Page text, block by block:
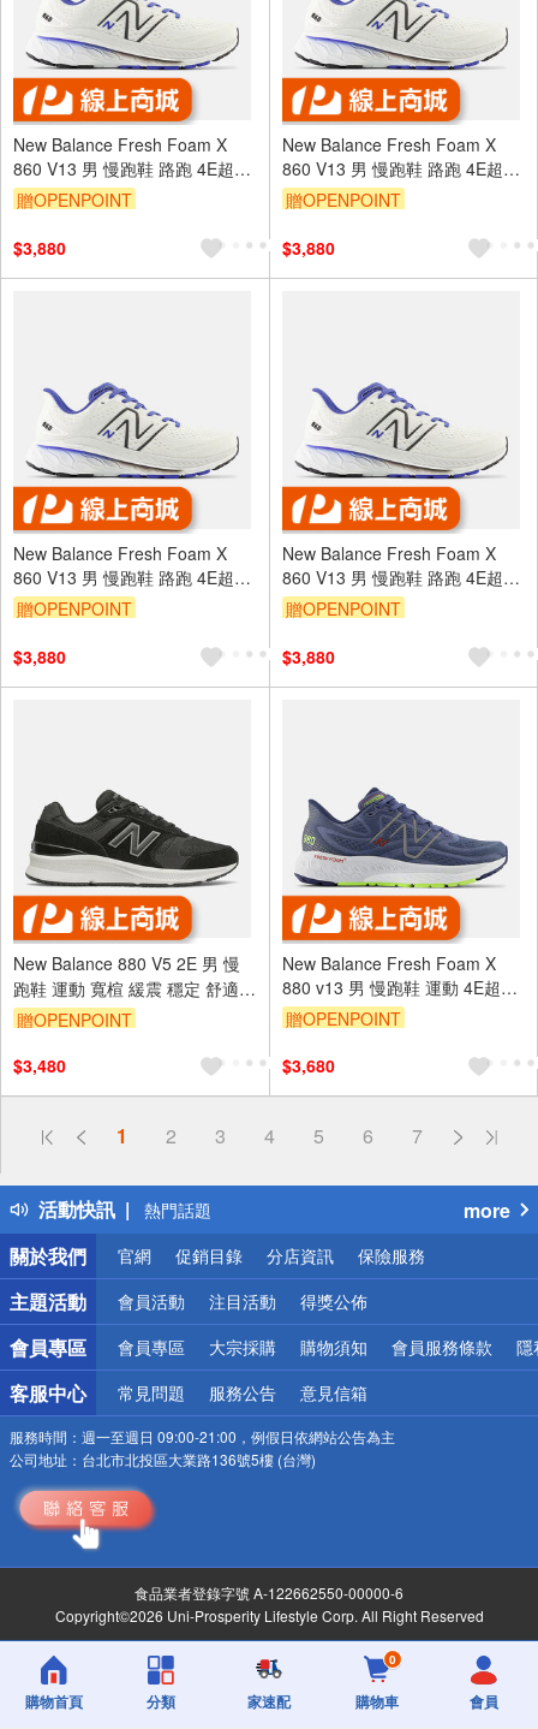
New Balance Fresh Foam X
860 V13 男 慢跑鞋 路跑 4E超寬
楦 白藍 [M860F13]
贈OPENPOINT
$3,880
New Balance Fresh Foam X
860 V13 男 慢跑鞋 路跑 4E超寬
楦 白藍 [M860F13]
贈OPENPOINT
$3,880
New Balance Fresh Foam X
860 V13 男 慢跑鞋 路跑 4E超寬
楦 白藍 [M860F13]
贈OPENPOINT
$3,880
New Balance Fresh Foam X
860 V13 男 慢跑鞋 路跑 4E超寬
楦 白藍 [M860F13]
贈OPENPOINT
$3,880
New Balance 880 V5 2E 男 慢
跑鞋 運動 寬楦 緩震 穩定 舒適
黑 灰 [MW880BK5]
贈OPENPOINT
$3,480
New Balance Fresh Foam X
880 v13 男 慢跑鞋 運動 4E超寬
楦 靛藍 [M880C13]
贈OPENPOINT
$3,680
1 2 3 4 5 6 7
活動快訊
偏遠地區配送
得獎公告
熱門話題
銀行優惠
偏遠地區配送
詐騙網頁！請小心！
more
關於我們
官網 促銷目錄 分店資訊 保險服務
主題活動 會員活動 注目活動 得獎公佈
會員專區 會員專區 大宗採購 購物須知 會員服務條款 隱
客服中心 常見問題 服務公告 意見信箱
服務時間： 週一至週日 09:00-21:00，例假日依網站公告為主
公司地址： 台北市北投區大業路136號5樓 (台灣)
食品業者登錄字號 A-122662550-00000-6
Copyright©2026 Uni-Prosperity Lifestyle Corp. All Right Reserved
購物首頁 分類 家速配
0
購物車 會員